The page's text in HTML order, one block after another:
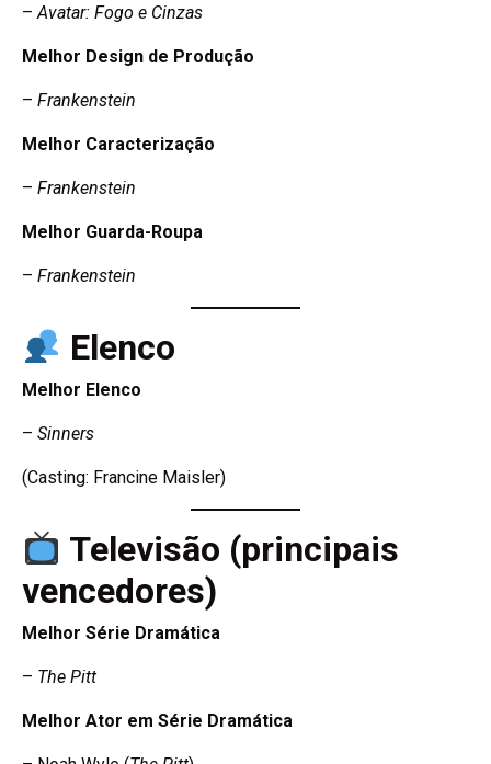
–Avatar: Fogo e Cinzas
Melhor Design de Produção
– Frankenstein
Melhor Caracterização
– Frankenstein
Melhor Guarda-Roupa
– Frankenstein
Elenco
Melhor Elenco
– Sinners
(Casting: Francine Maisler)
Televisão (principais
vencedores)
Melhor Série Dramática
– The Pitt
Melhor Ator em Série Dramática